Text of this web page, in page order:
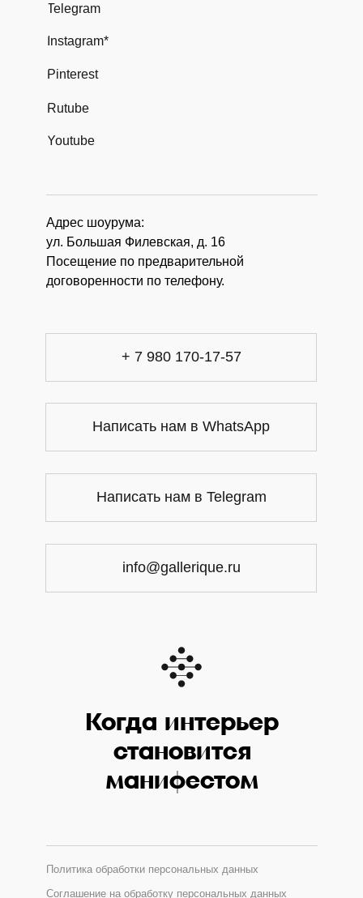
Адрес шоурума:
ул. Большая Филевская, д. 16
Посещение по предварительной
договоренности по телефону.
Соглашение на обработку персональных данных
Политика обработки персональных данных
Instagram*
Telegram
Когда интерьер
становится
манифестом
+ 7 980 170-17-57
Написать нам в WhatsApp
info@gallerique.ru
Написать нам в Telegram
Pinterest
Rutube
Youtube